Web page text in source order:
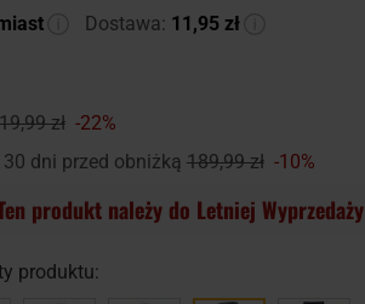
Dostawa: 11,95 zł
zł -22%
dni przed obniżką 189,99 zł -10%
produkt należy do Letniej Wyprzedaży
produktu: